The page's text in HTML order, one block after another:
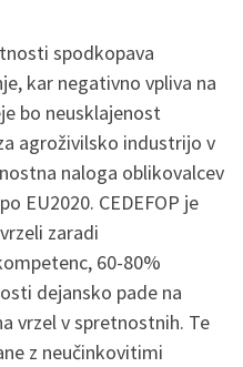
spodkopava
kar negativno vpliva na
bo neusklajenost
agroživilsko industrijo v
naloga oblikovalcev
EU2020. CEDEFOP je
zaradi
60-80%
dejansko pade na
vrzel v spretnostnih. Te
z neučinkovitimi